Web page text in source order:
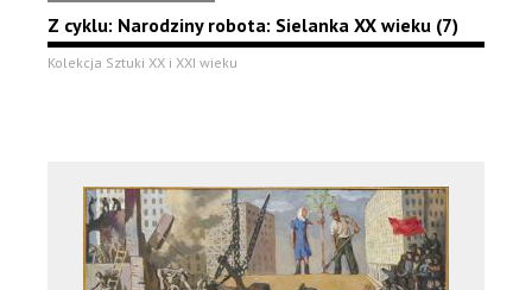
Z cyklu: Narodziny robota: Sielanka XX wieku (7)
Kolekcja Sztuki XX i XXI wieku